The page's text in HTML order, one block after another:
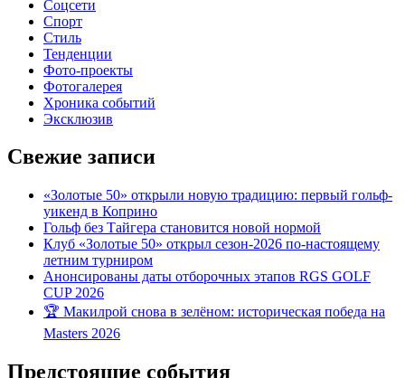
Соцсети
Спорт
Стиль
Тенденции
Фото-проекты
Фотогалерея
Хроника событий
Эксклюзив
Свежие записи
«Золотые 50» открыли новую традицию: первый гольф-
уикенд в Коприно
Гольф без Тайгера становится новой нормой
Клуб «Золотые 50» открыл сезон-2026 по-настоящему
летним турниром
Анонсированы даты отборочных этапов RGS GOLF
CUP 2026
🏆 Макилрой снова в зелёном: историческая победа на
Masters 2026
Предстоящие события